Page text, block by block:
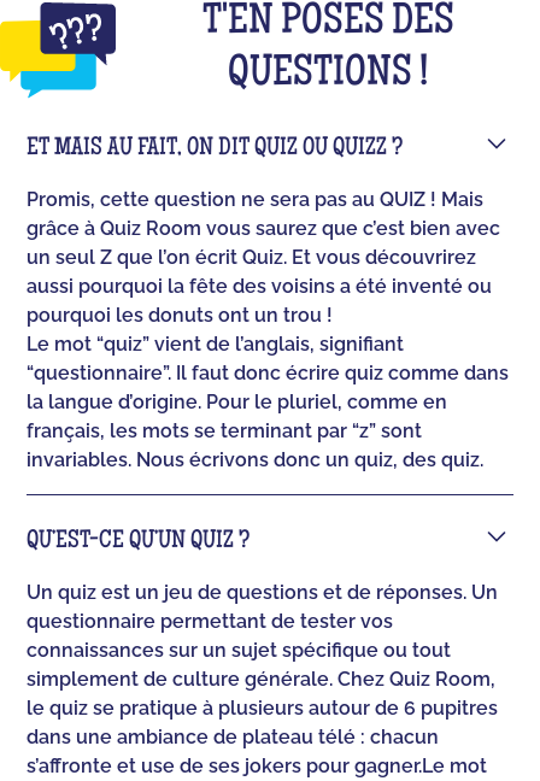
T'EN POSES DES
QUESTIONS !
ET MAIS AU FAIT, ON DIT QUIZ OU QUIZZ ?
Promis, cette question ne sera pas au QUIZ ! Mais
grâce à Quiz Room vous saurez que c’est bien avec
un seul Z que l’on écrit Quiz. Et vous découvrirez
aussi pourquoi la fête des voisins a été inventé ou
pourquoi les donuts ont un trou !
Le mot “quiz” vient de l’anglais, signifiant
“questionnaire”. Il faut donc écrire quiz comme dans
la langue d’origine. Pour le pluriel, comme en
français, les mots se terminant par “z” sont
invariables. Nous écrivons donc un quiz, des quiz.
QU’EST-CE QU’UN QUIZ ?
Un quiz est un jeu de questions et de réponses. Un
questionnaire permettant de tester vos
connaissances sur un sujet spécifique ou tout
simplement de culture générale. Chez Quiz Room,
le quiz se pratique à plusieurs autour de 6 pupitres
dans une ambiance de plateau télé : chacun
s’affronte et use de ses jokers pour gagner.‍Le mot